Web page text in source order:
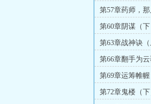
第57章药师，那
第60章阴谋（下
第63章战神诀（
第66章翻手为云
第69章运筹帷幄
第72章鬼楼（下